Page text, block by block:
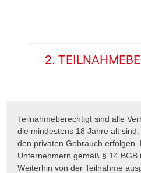
2.
Teilnahmeberechtigt sind alle
die mindestens 18 Jahre alt
den privaten Gebrauch erfolgen.
Unternehmern gemäß § 14 BGB
Weiterhin von der Teilnahme